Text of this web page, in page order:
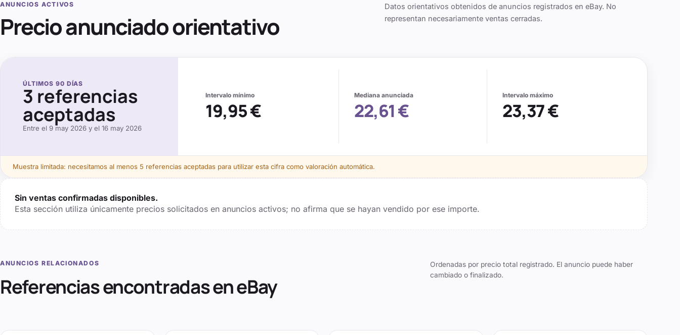
ANUNCIOS ACTIVOS
Precio anunciado orientativo
Datos orientativos obtenidos de anuncios registrados en eBay. No
representan necesariamente ventas cerradas.
ÚLTIMOS 90 DÍAS
3 referencias
aceptadas
Entre el 9 may 2026 y el 16 may 2026
Intervalo mínimo
19,95 €
Mediana anunciada
22,61 €
Intervalo máximo
23,37 €
Muestra limitada: necesitamos al menos 5 referencias aceptadas para utilizar esta cifra como valoración automática.
Sin ventas confirmadas disponibles.
Esta sección utiliza únicamente precios solicitados en anuncios activos; no afirma que se hayan vendido por ese importe.
ANUNCIOS RELACIONADOS
Referencias encontradas en eBay
Ordenadas por precio total registrado. El anuncio puede haber
cambiado o finalizado.